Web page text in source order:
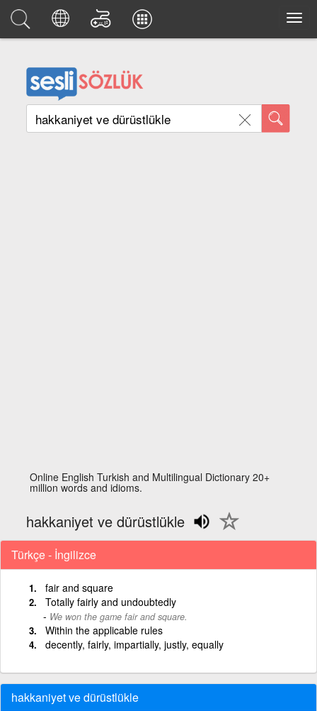
Online English Turkish and Multilingual Dictionary 20+
million words and idioms.
hakkaniyet ve dürüstlükle
Türkçe - İngilizce
fair and square
Totally fairly and undoubtedly
We won the game fair and square.
Within the applicable rules
decently, fairly, impartially, justly, equally
hakkaniyet ve dürüstlükle